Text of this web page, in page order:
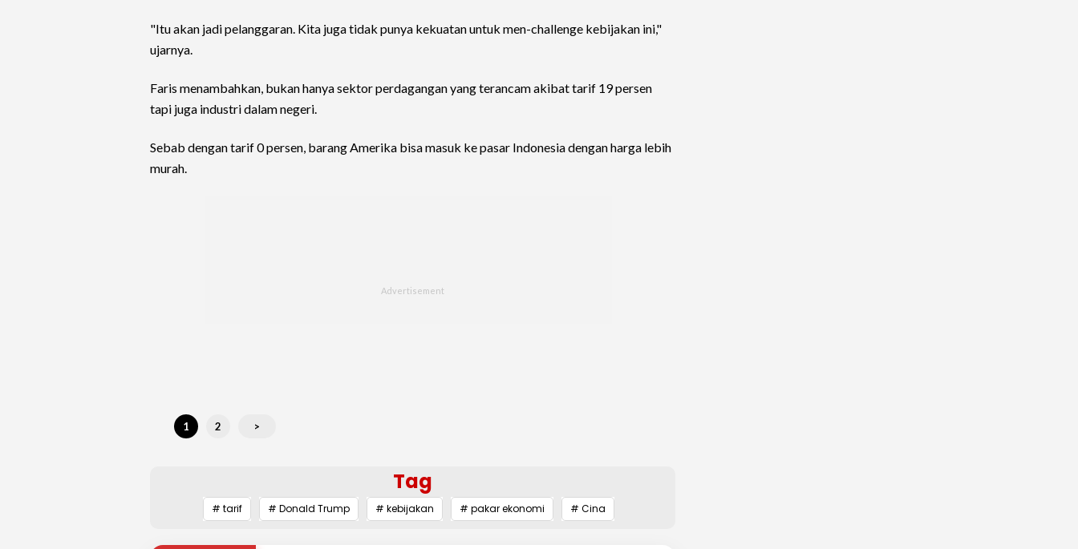
"Itu akan jadi pelanggaran. Kita juga tidak punya kekuatan untuk men-challenge kebijakan ini,"
ujarnya.
Faris menambahkan, bukan hanya sektor perdagangan yang terancam akibat tarif 19 persen
tapi juga industri dalam negeri.
Sebab dengan tarif 0 persen, barang Amerika bisa masuk ke pasar Indonesia dengan harga lebih
murah.
1 2 >
Tag
# tarif # Donald Trump # kebijakan # pakar ekonomi # Cina